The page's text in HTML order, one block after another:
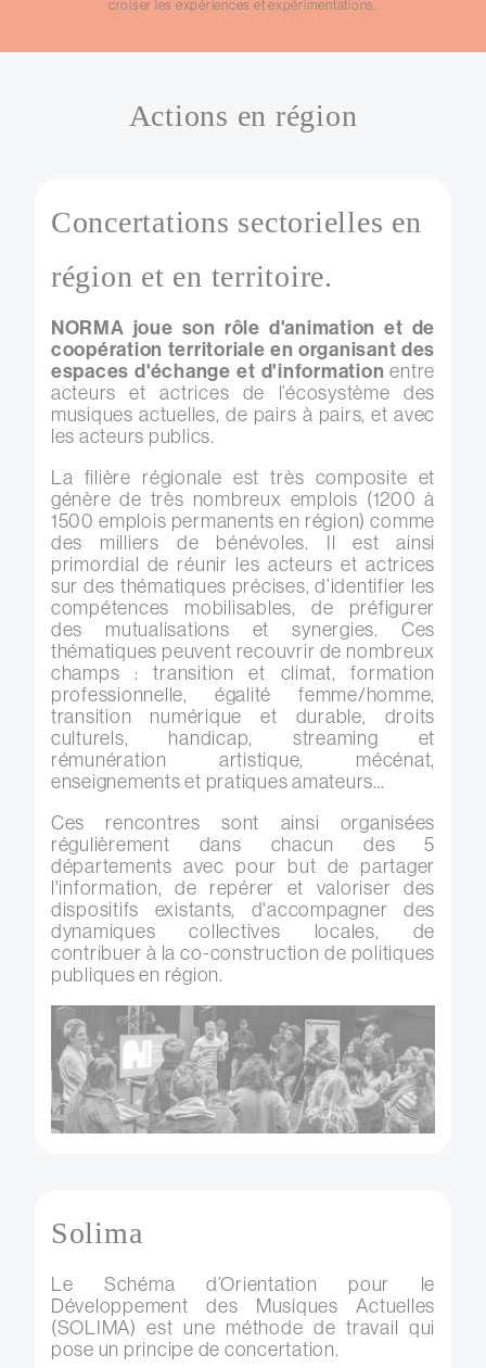
croiser les expériences et expérimentations.
Actions en région
Concertations sectorielles en
région et en territoire.
NORMA joue son rôle d'animation et de
coopération territoriale en organisant des
espaces d'échange et d'information entre
acteurs et actrices de l’écosystème des
musiques actuelles, de pairs à pairs, et avec
les acteurs publics.
La filière régionale est très composite et
génère de très nombreux emplois (1200 à
1500 emplois permanents en région) comme
des milliers de bénévoles. Il est ainsi
primordial de réunir les acteurs et actrices
sur des thématiques précises, d’identifier les
compétences mobilisables, de préfigurer
des mutualisations et synergies. Ces
thématiques peuvent recouvrir de nombreux
champs : transition et climat, formation
professionnelle, égalité femme/homme,
transition numérique et durable, droits
culturels, handicap, streaming et
rémunération artistique, mécénat,
enseignements et pratiques amateurs…
Ces rencontres sont ainsi organisées
régulièrement dans chacun des 5
départements avec pour but de partager
l'information, de repérer et valoriser des
dispositifs existants, d'accompagner des
dynamiques collectives locales, de
contribuer à la co-construction de politiques
publiques en région.
Solima
Le Schéma d’Orientation pour le
Développement des Musiques Actuelles
(SOLIMA) est une méthode de travail qui
pose un principe de concertation.